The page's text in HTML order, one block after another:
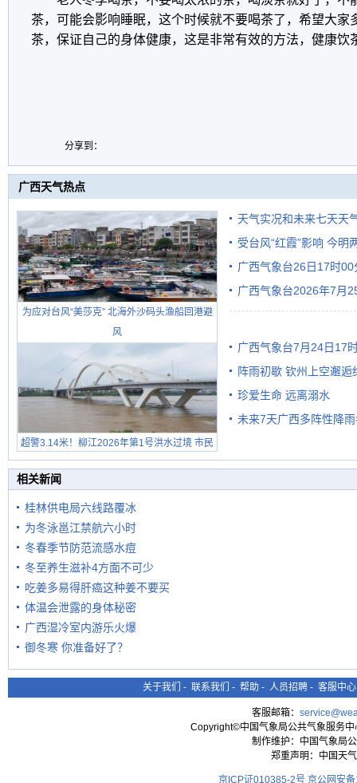
茶，可能会影响睡眠，这个时候就不要喝茶了，希望大家
茶，保证自己的身体健康，这是非常有效的方法，健康饮
分享到：
广西天气热点
为应对台风“美莎克” 北海外沙码头渔船回港避
风
超警3.14米！柳江2026年第1号洪水过境 市民
在堤岸见证汛况
天气实况和未来七天天
受台风“红霞”影响 今明
有较强降雨
广西气象台26日17时
广西气象台2026年7月
广西气象台7月24日17
阵雨初歇 钦州上空邂逅
珍爱生命 远离溺水
未来7天广西多阵性降
相关新闻
桂林供电局六线路覆冰
为冬泳邕江禁航六小时
冬春季节防范流感水痘
冬至养生滋补4方面不可少
吃姜多易得肝癌这种姜不要买
体温会泄露的身体秘密
广西湿冷室内游乐火爆
御冬寒 你准备好了？
关于我们 - 联系我们 - 帮助 - 人员招聘 - 客服中心
客服邮箱：
Copyright©中国气象局公共气象服务
制作维护：中国气象局
郑重声明：中国天
京ICP证010385-2号 京公网安